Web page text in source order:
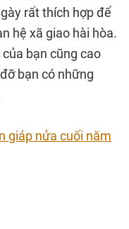
rất thích hợp để
hệ xã giao hài hòa.
bạn cũng cao
bạn có những
giáp nửa cuối năm